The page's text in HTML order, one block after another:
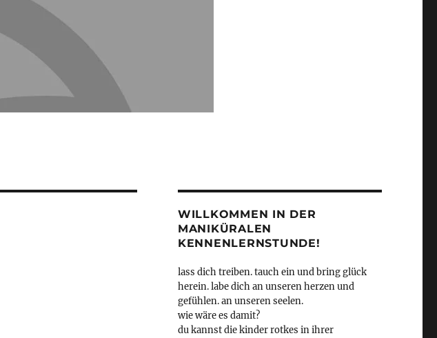
WILLKOMMEN IN DER
MANIKÜRALEN
KENNENLERNSTUNDE!
lass dich treiben. tauch ein und bring glück
herein. labe dich an unseren herzen und
gefühlen. an unseren seelen.
wie wäre es damit?
du kannst die kinder rotkes in ihrer